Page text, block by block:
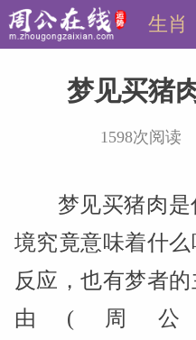
生肖
梦见买猪
1598次阅读
梦见买猪肉
境究竟意味着什
反应，也有梦者
由(周公